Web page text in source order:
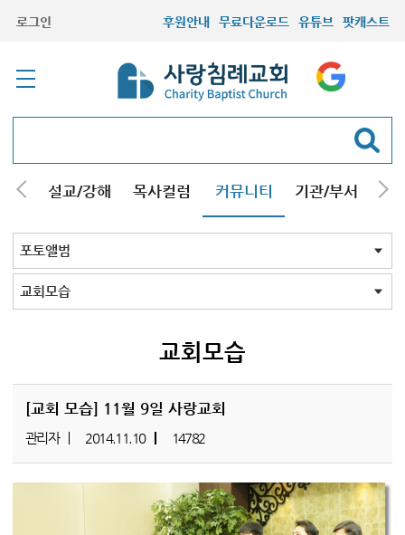
로그인 후원안내 무료다운로드 유튜브 팟캐스트
내 설교/강해 목사컬럼 커뮤니티 기관/부서 선
최근등록자료
자유게시판
교회소식
성도컬럼
새가족사진
새가족가이드
포토앨범
찬양쉼터
신앙도서
성경읽기퀴즈
기도부탁
포토앨범 전체
목회자
주일학교
중고등부
청장년부
형제모임
자매모임
가족
행사
교회모습
교회모습
[교회 모습] 11월 9일 사랑교회
관리자 2014.11.10 14782